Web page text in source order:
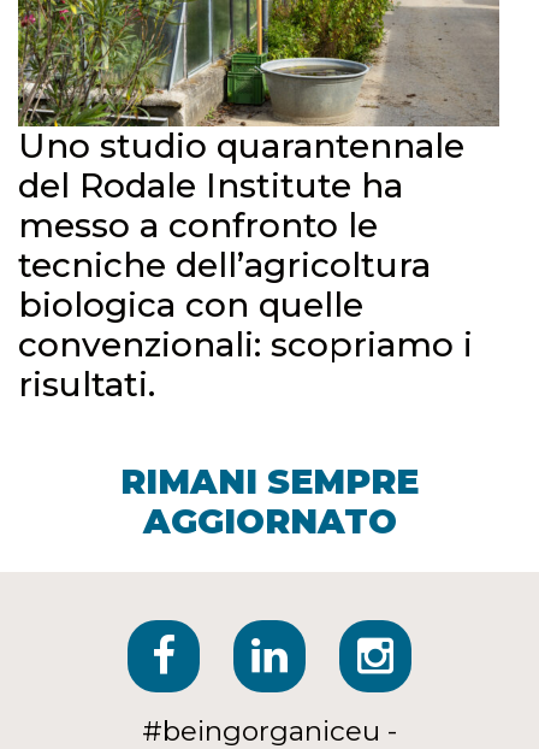
Uno studio quarantennale
del Rodale Institute ha
messo a confronto le
tecniche dell’agricoltura
biologica con quelle
convenzionali: scopriamo i
risultati.
RIMANI SEMPRE
AGGIORNATO
#beingorganiceu -